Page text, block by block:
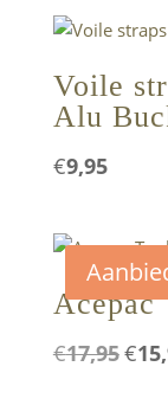
Voile
Alu
€9,95
Acepac
€17,95€